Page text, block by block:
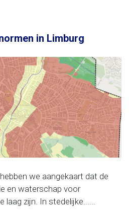
in Limburg
we aangekaart dat de
en waterschap voor
laag zijn. In stedelijke......